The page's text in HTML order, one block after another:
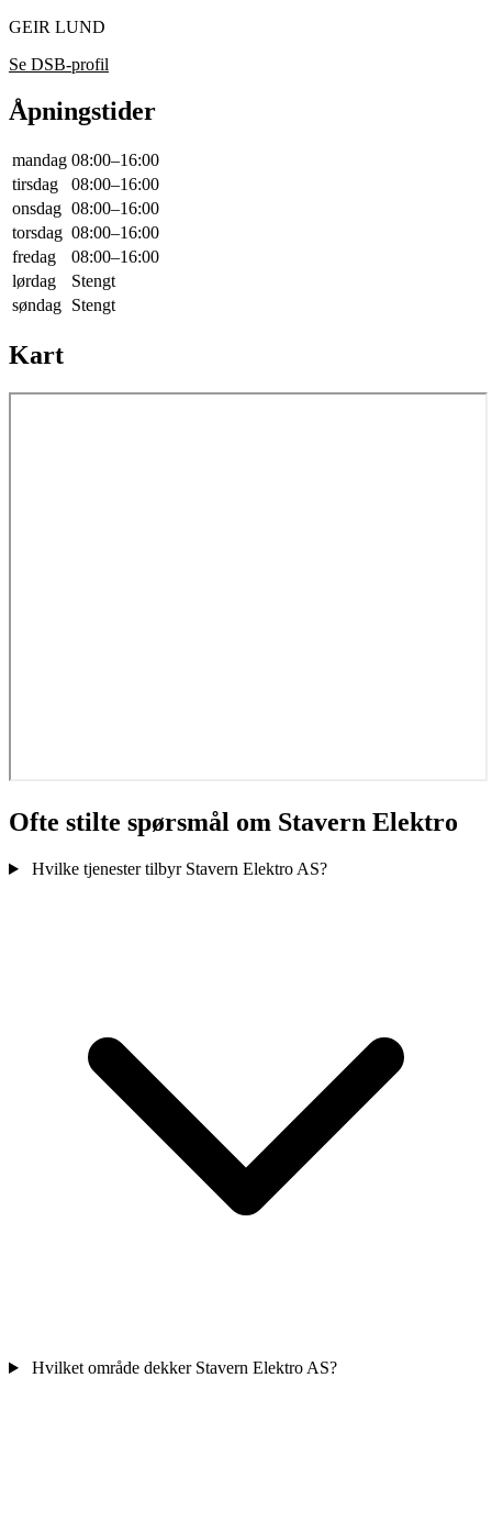
GEIR LUND
Se DSB-profil
Åpningstider
mandag 08:00–16:00
tirsdag
08:00–16:00
onsdag 08:00–16:00
torsdag 08:00–16:00
fredag
08:00–16:00
lørdag
Stengt
søndag Stengt
Kart
Ofte stilte spørsmål om Stavern Elektro
Hvilke tjenester tilbyr Stavern Elektro AS?
Hvilket område dekker Stavern Elektro AS?